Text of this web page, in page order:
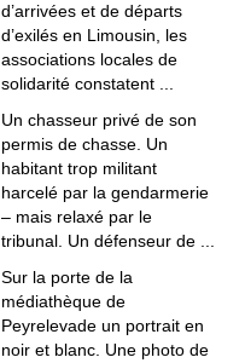
d’arrivées et de départs
d’exilés en Limousin, les
associations locales de
solidarité constatent ...
Un chasseur privé de son
permis de chasse. Un
habitant trop militant
harcelé par la gendarmerie
– mais relaxé par le
tribunal. Un défenseur de ...
Sur la porte de la
médiathèque de
Peyrelevade un portrait en
noir et blanc. Une photo de